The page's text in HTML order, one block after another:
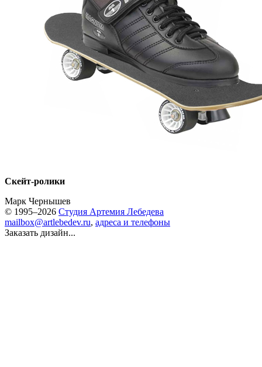
Скейт-ролики
Марк Чернышев
© 1995–2026 Студия Артемия Лебедева
mailbox@artlebedev.ru, адреса и телефоны
Заказать дизайн...